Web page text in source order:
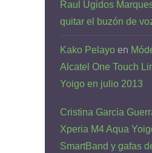
Raul Ugidos
quitar el buzón de
Kako Pelayo en
Alcatel One Touch
Yoigo en julio 2013
Cristina Garcia
Xperia M4 Aqua
SmartBand y gafas